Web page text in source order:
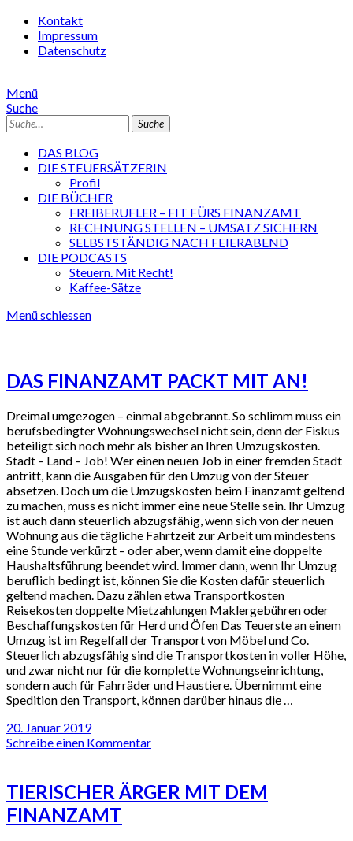
Kontakt
Impressum
Datenschutz
Menü
Suche
Suche
DAS BLOG
DIE STEUERSÄTZERIN
Profil
DIE BÜCHER
FREIBERUFLER – FIT FÜRS FINANZAMT
RECHNUNG STELLEN – UMSATZ SICHERN
SELBSTSTÄNDIG NACH FEIERABEND
DIE PODCASTS
Steuern. Mit Recht!
Kaffee-Sätze
Menü schiessen
DAS FINANZAMT PACKT MIT AN!
Dreimal umgezogen – einmal abgebrannt. So schlimm muss ein
berufsbedingter Wohnungswechsel nicht sein, denn der Fiskus
beteiligt sich noch mehr als bisher an Ihren Umzugskosten.
Stadt – Land – Job! Wer einen neuen Job in einer fremden Stadt
antritt, kann die Ausgaben für den Umzug von der Steuer
absetzen. Doch um die Umzugskosten beim Finanzamt geltend
zu machen, muss es nicht immer eine neue Stelle sein. Ihr Umzug
ist auch dann steuerlich abzugsfähig, wenn sich von der neuen
Wohnung aus die tägliche Fahrtzeit zur Arbeit um mindestens
eine Stunde verkürzt – oder aber, wenn damit eine doppelte
Haushaltsführung beendet wird. Immer dann, wenn Ihr Umzug
beruflich bedingt ist, können Sie die Kosten dafür steuerlich
geltend machen. Dazu zählen etwa Transportkosten
Reisekosten doppelte Mietzahlungen Maklergebühren oder
Beschaffungskosten für Herd und Öfen Das Teuerste an einem
Umzug ist im Regelfall der Transport von Möbel und Co.
Steuerlich abzugsfähig sind die Transportkosten in voller Höhe,
und zwar nicht nur für die komplette Wohnungseinrichtung,
sondern auch für Fahrräder und Haustiere. Übernimmt eine
Spedition den Transport, können darüber hinaus die …
20. Januar 2019
Schreibe einen Kommentar
TIERISCHER ÄRGER MIT DEM
FINANZAMT